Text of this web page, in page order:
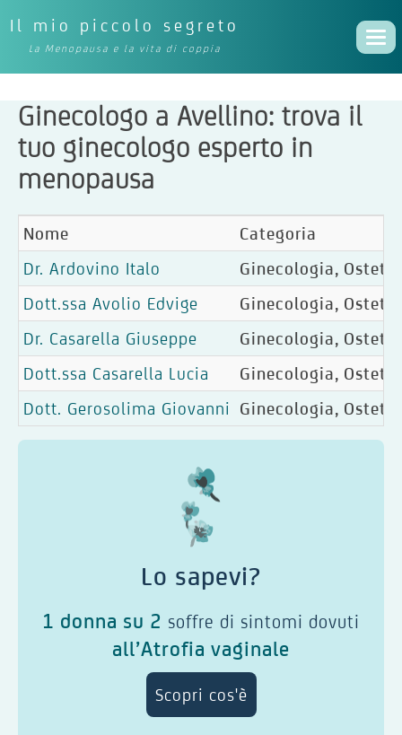
Il mio piccolo segreto
La Menopausa e la vita di coppia
Ginecologo a Avellino: trova il
tuo ginecologo esperto in
menopausa
Nome
Categoria
Dr. Ardovino Italo
Ginecologia,
Dott.ssa Avolio Edvige
Ginecologia,
Dr. Casarella Giuseppe
Ginecologia,
Dott.ssa Casarella Lucia
Ginecologia,
Dott. Gerosolima Giovanni Ginecologia,
Lo sapevi?
1 donna su 2 soffre di sintomi dovuti
all’Atrofia vaginale
Scopri cos'è